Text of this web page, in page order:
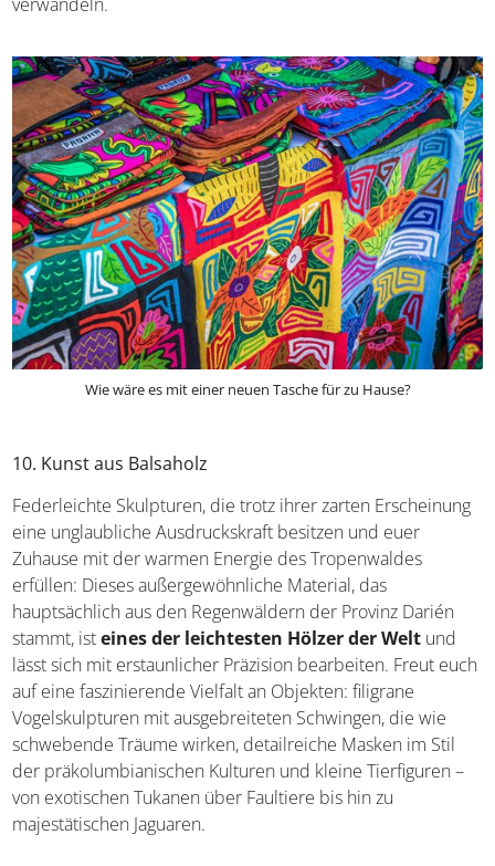
die komplexe Stickkunst der Guna in moderne
Accessoires verwandeln.
Wie wäre es mit einer neuen Tasche für zu Hause?
10. Kunst aus Balsaholz
Federleichte Skulpturen, die trotz ihrer zarten
Erscheinung eine unglaubliche Ausdruckskraft besitzen
und euer Zuhause mit der warmen Energie des
Tropenwaldes erfüllen: Dieses außergewöhnliche
Material, das hauptsächlich aus den Regenwäldern der
Provinz Darién stammt, isteines der leichtesten Hölzer
der Weltund lässt sich mit erstaunlicher Präzision
bearbeiten. Freut euch auf eine faszinierende Vielfalt an
Objekten: filigrane Vogelskulpturen mit ausgebreiteten
Schwingen, die wie schwebende Träume wirken,